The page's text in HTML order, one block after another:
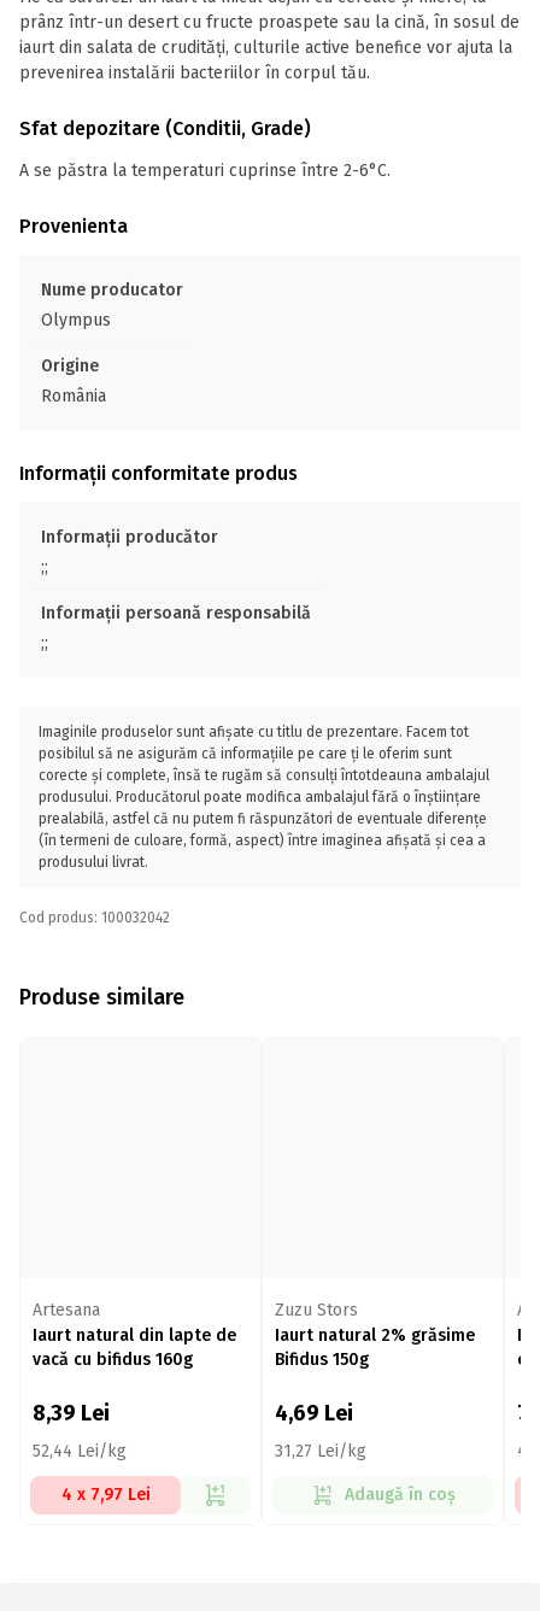
prânz într-un desert cu fructe proaspete sau la cină, în sosul de
iaurt din salata de crudități, culturile active benefice vor ajuta la
prevenirea instalării bacteriilor în corpul tău.
Sfat depozitare (Conditii, Grade)
A se păstra la temperaturi cuprinse între 2-6°C.
Provenienta
Nume producator
Olympus
Origine
România
Informații conformitate produs
Informații producător
;;
Informații persoană responsabilă
;;
Imaginile produselor sunt afișate cu titlu de prezentare. Facem tot
posibilul să ne asigurăm că informațiile pe care ți le oferim sunt
corecte și complete, însă te rugăm să consulți întotdeauna ambalajul
produsului. Producătorul poate modifica ambalajul fără o înștiințare
prealabilă, astfel că nu putem fi răspunzători de eventuale diferențe
(în termeni de culoare, formă, aspect) între imaginea afișată și cea a
produsului livrat.
Cod produs: 100032042
Produse similare
Artesana
Iaurt natural din lapte de
vacă cu bifidus 160g
8,39 Lei
52,44 Lei/kg
4 x 7,97 Lei
Zuzu Stors
Iaurt natural 2% grăsime
Bifidus 150g
4,69 Lei
31,27 Lei/kg
Adaugă în coș